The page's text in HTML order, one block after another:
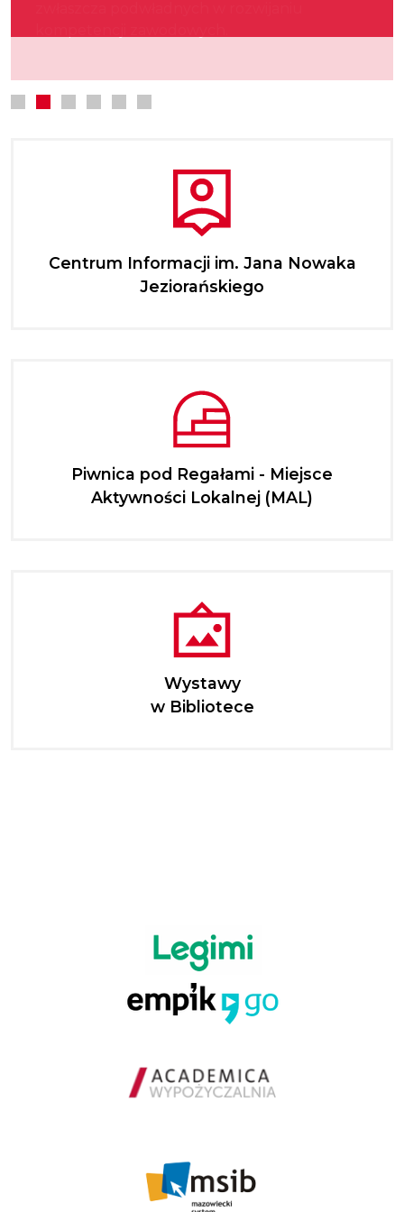
Centrum Informacji im. Jana Nowaka
Jeziorańskiego
Piwnica pod Regałami - Miejsce
Aktywności Lokalnej (MAL)
Wystawy
w Bibliotece